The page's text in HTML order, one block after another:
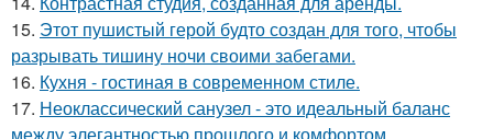
15. Этот пушистый герой будто создан для того, чтобы
разрывать тишину ночи своими забегами.
16. Кухня - гостиная в современном стиле.
17. Неоклассический санузел - это идеальный баланс